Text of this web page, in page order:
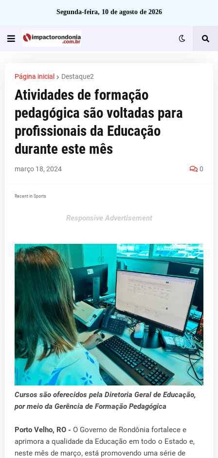
Segunda-feira, 10 de agosto de 2026
Página inicial Destaque2
Atividades de formação
pedagógica são voltadas para
profissionais da Educação
durante este mês
março 18, 2024 0
Recent in Sports
Responsive Advertisement
Cursos são oferecidos pela Diretoria Geral de Educação,
por meio da Gerência de Formação Pedagógica
Porto Velho, RO - O Governo de Rondônia fortalece e
aprimora a qualidade da Educação em todo o Estado e,
neste mês de março, está promovendo uma série de